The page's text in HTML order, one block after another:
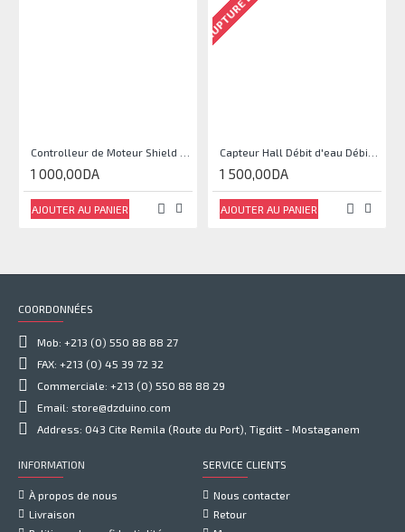
1 000,00DA
AJOUTER AU PANIER
1 500,00DA
AJOUTER AU PANIER
COORDONNÉES
Mob: +213 (0) 550 88 88 27
FAX: +213 (0) 45 39 72 32
Commerciale: +213 (0) 550 88 88 29
Email: store@dzduino.com
Address: 043 Cite Remila (Route du Port), Tigditt - Mostaganem
INFORMATION
À propos de nous
Livraison
SERVICE CLIENTS
Nous contacter
Retour